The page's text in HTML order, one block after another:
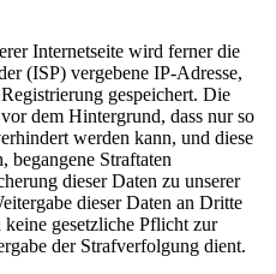
Internetseite wird ferner die
(ISP) vergebene IP-Adresse,
gespeichert. Die
dem Hintergrund, dass nur so
werden kann, und diese
begangene Straftaten
dieser Daten zu unserer
dieser Daten an Dritte
gesetzliche Pflicht zur
der Strafverfolgung dient.